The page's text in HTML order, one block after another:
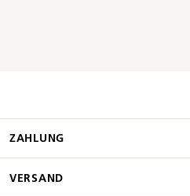
ZAHLUNG
VERSAND